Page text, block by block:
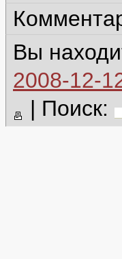
Вы
2008-12-
| Поиск: